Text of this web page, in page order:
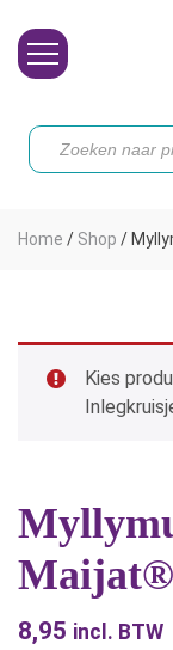
Toebehoren
Onze merken
Hoe begin ik?
Producten
zoeken
Home / Shop /
Kies
Maijat®
8,95 incl. BTW